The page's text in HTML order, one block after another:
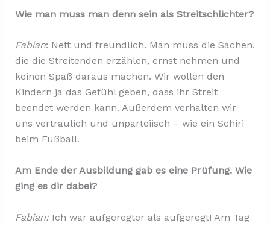
Wie man muss man denn sein als Streitschlichter?
Fabian: Nett und freundlich. Man muss die Sachen,
die die Streitenden erzählen, ernst nehmen und
keinen Spaß daraus machen. Wir wollen den
Kindern ja das Gefühl geben, dass ihr Streit
beendet werden kann. Außerdem verhalten wir
uns vertraulich und unparteiisch – wie ein Schiri
beim Fußball.
Am Ende der Ausbildung gab es eine Prüfung. Wie
ging es dir dabei?
Fabian: Ich war aufgeregter als aufgeregt! Am Tag